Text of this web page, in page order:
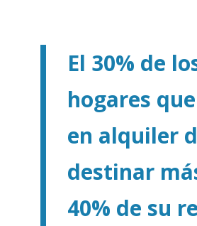
El 30% de
hogares
en alquiler
destinar
40% de su